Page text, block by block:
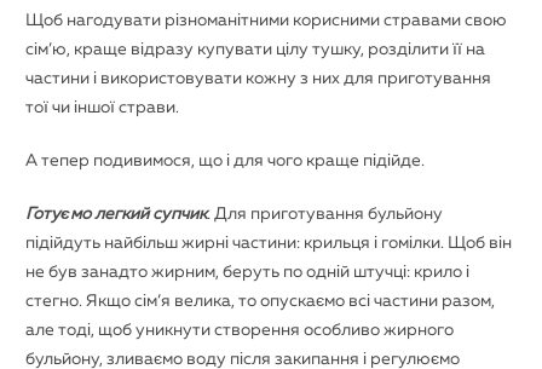
Щоб нагодувати різноманітними корисними стравами свою
сім’ю, краще відразу купувати цілу тушку, розділити її на
частини і використовувати кожну з них для приготування
тої чи іншої страви.
А тепер подивимося, що і для чого краще підійде.
Готуємо легкий супчик. Для приготування бульйону
підійдуть найбільш жирні частини: крильця і ​​гомілки. Щоб він
не був занадто жирним, беруть по одній штучці: крило і
стегно. Якщо сім’я велика, то опускаємо всі частини разом,
але тоді, щоб уникнути створення особливо жирного
бульйону, зливаємо воду після закипання і регулюємо